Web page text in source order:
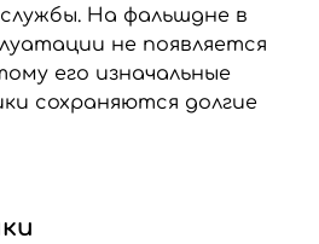
На фальшдне в
не появляется
его изначальные
сохраняются долгие